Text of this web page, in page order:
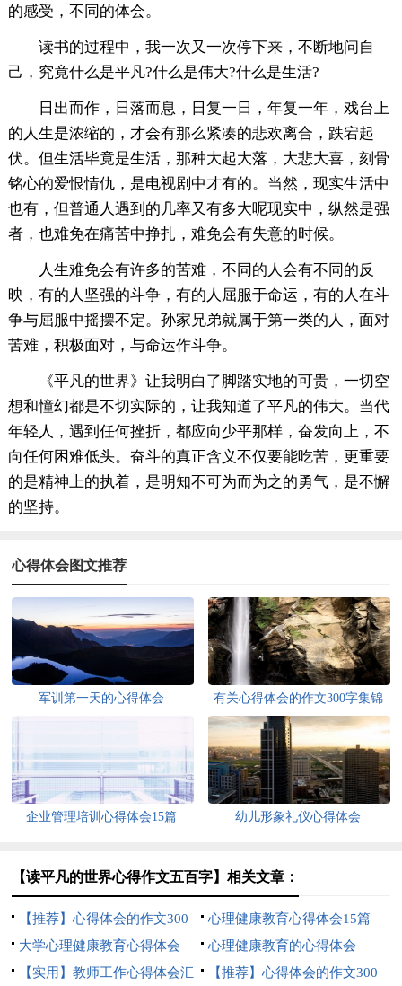
的感受，不同的体会。
读书的过程中，我一次又一次停下来，不断地问自
己，究竟什么是平凡?什么是伟大?什么是生活?
日出而作，日落而息，日复一日，年复一年，戏台上
的人生是浓缩的，才会有那么紧凑的悲欢离合，跌宕起
伏。但生活毕竟是生活，那种大起大落，大悲大喜，刻骨
铭心的爱恨情仇，是电视剧中才有的。当然，现实生活中
也有，但普通人遇到的几率又有多大呢现实中，纵然是强
者，也难免在痛苦中挣扎，难免会有失意的时候。
人生难免会有许多的苦难，不同的人会有不同的反
映，有的人坚强的斗争，有的人屈服于命运，有的人在斗
争与屈服中摇摆不定。孙家兄弟就属于第一类的人，面对
苦难，积极面对，与命运作斗争。
《平凡的世界》让我明白了脚踏实地的可贵，一切空
想和憧幻都是不切实际的，让我知道了平凡的伟大。当代
年轻人，遇到任何挫折，都应向少平那样，奋发向上，不
向任何困难低头。奋斗的真正含义不仅要能吃苦，更重要
的是精神上的执着，是明知不可为而为之的勇气，是不懈
的坚持。
心得体会图文推荐
军训第一天的心得体会
有关心得体会的作文300字集锦
十篇
企业管理培训心得体会15篇 幼儿形象礼仪心得体会
【读平凡的世界心得作文五百字】相关文章：
【推荐】心得体会的作文300
字锦集六篇
心理健康教育心得体会15篇
大学心理健康教育心得体会
心理健康教育的心得体会
【实用】教师工作心得体会汇
【推荐】心得体会的作文300